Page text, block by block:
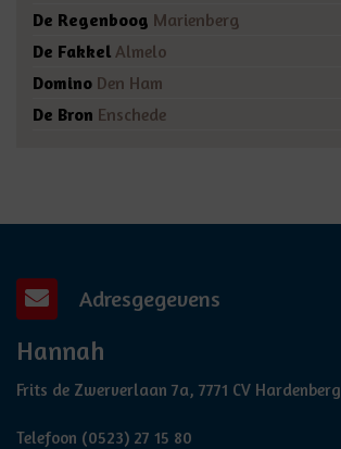
De Regenboog Marienberg
De Fakkel Almelo
Domino Den Ham
De Bron Enschede
Adresgegevens
Hannah
Frits de Zwerverlaan 7a, 7771 CV Hardenberg
Telefoon (0523) 27 15 80